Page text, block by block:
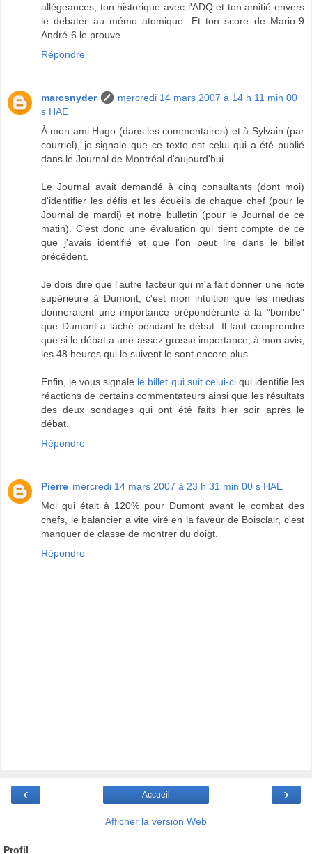
allégeances, ton historique avec l'ADQ et ton amitié envers
le debater au mémo atomique. Et ton score de Mario-9
André-6 le prouve.
Répondre
marcsnyder
mercredi 14 mars 2007 à 14 h 11 min 00
s HAE
À mon ami Hugo (dans les commentaires) et à Sylvain (par
courriel), je signale que ce texte est celui qui a été publié
dans le Journal de Montréal d'aujourd'hui.
Le Journal avait demandé à cinq consultants (dont moi)
d'identifier les défis et les écueils de chaque chef (pour le
Journal de mardi) et notre bulletin (pour le Journal de ce
matin). C'est donc une évaluation qui tient compte de ce
que j'avais identifié et que l'on peut lire dans le billet
précédent.
Je dois dire que l'autre facteur qui m'a fait donner une note
supérieure à Dumont, c'est mon intuition que les médias
donneraient une importance prépondérante à la "bombe"
que Dumont a lâché pendant le débat. Il faut comprendre
que si le débat a une assez grosse importance, à mon avis,
les 48 heures qui le suivent le sont encore plus.
Enfin, je vous signale le billet qui suit celui-ciqui identifie les
réactions de certains commentateurs ainsi que les résultats
des deux sondages qui ont été faits hier soir après le
débat.
Répondre
Pierre mercredi 14 mars 2007 à 23 h 31 min 00 s HAE
Moi qui était à 120% pour Dumont avant le combat des
chefs, le balancier a vite viré en la faveur de Boisclair, c'est
manquer de classe de montrer du doigt.
Répondre
‹ ›
Accueil
Afficher la version Web
Profil